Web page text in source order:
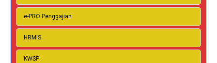
e-PRO Penggajian
HRMIS
KWSP